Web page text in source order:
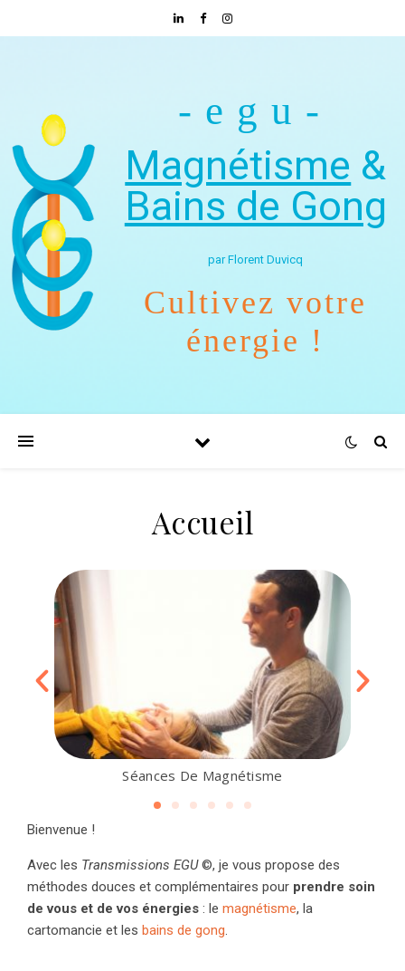
-egu-
Magnétisme &
Bains de Gong
par Florent Duvicq
Cultivez votre
énergie !
Accueil
Séances De Magnétisme
Bienvenue !
Avec les Transmissions EGU©, je vous propose des
méthodes douces et complémentaires pour prendre soin
de vous et de vos énergies : le magnétisme, la
cartomancie et les bains de gong.